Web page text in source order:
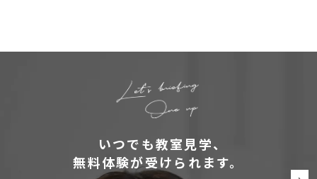
いつでも教室見学、
無料体験が受けられます。